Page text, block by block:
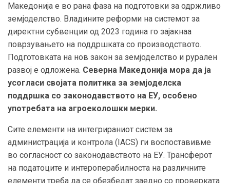
Македонија е во рана фаза на подготовки за одржливо
земјоделство. Владините реформи на системот за
директни субвенции од 2023 година го зајакнаа
поврзувањето на поддршката со производството.
Подготовката на нов закон за земјоделство и рурален
развој е одложена. Северна Македонија мора да ја
усогласи својата политика за земјоделска
поддршка со законодавството на ЕУ, особено
употребата на агроеколошки мерки.
Сите елементи на интегрираниот систем за
администрација и контрола (IACS) ги воспоставивме
во согласност со законодавството на ЕУ. Трансферот
на податоците и интероперабилноста на различните
елементи треба да се обезбедат заедно со проверката